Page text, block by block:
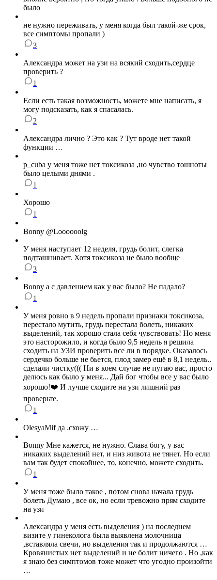
было
не нужно переживать, у меня когда был такой-же срок,
все симптомы пропали )
3
Александра может на узи на всякий сходить,сердце
проверить ?
1
Если есть такая возможность, можете мне написать, я
могу подсказать, как я спасалась.
2
Александра лично ? Это как ? Тут вроде нет такой
функции …
p_cuba у меня тоже нет токсикоза ,но чувство тошноты
было целыми днями .
1
Хорошо
1
Bonny @Loooooolg
У меня наступает 12 неделя, грудь болит, слегка
подташнивает. Хотя токсикоза не было вообще
3
Bonny а с давлением как у вас было? Не падало?
1
У меня ровно в 9 недель пропали признаки токсикоза,
перестало мутить, грудь перестала болеть, никаких
выделений, так хорошо стала себя чувствовать! Но меня
это насторожило, и когда было 9,5 недель я решила
сходить на УЗИ проверить все ли в порядке. Оказалось
сердечко больше не бьется, плод замер ещё в 8,1 недель..
сделали чистку((( Ни в коем случае не пугаю вас, просто
делюсь как было у меня... Дай бог чтобы все у вас было
хорошо!❤️ И лучше сходите на узи лишний раз
проверьте.
1
OlesyaMif да .схожу …
Bonny Мне кажется, не нужно. Слава богу, у вас
никаких выделений нет, и низ живота не тянет. Но если
вам так будет спокойнее, то, конечно, можете сходить.
1
У меня тоже было такое , потом снова начала грудь
болеть Думаю , все ок, но если тревожно прям сходите
на узи
Александра у меня есть выделения ) на последнем
визите у гинеколога была выявлена молочница
,вставляла свечи, но выделения так и продолжаются …
Кровянистых нет выделений и не болит ничего . Но ,как
я знаю без симптомов тоже может что угодно произойти
…